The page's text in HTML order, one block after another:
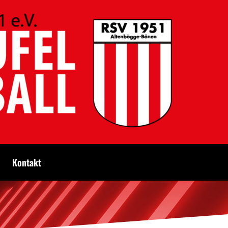
Kontakt